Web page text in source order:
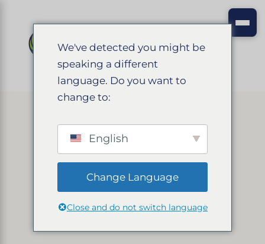
We've detected you might be
speaking a different
language. Do you want to
change to:
English
Change Language
Close and do not switch language